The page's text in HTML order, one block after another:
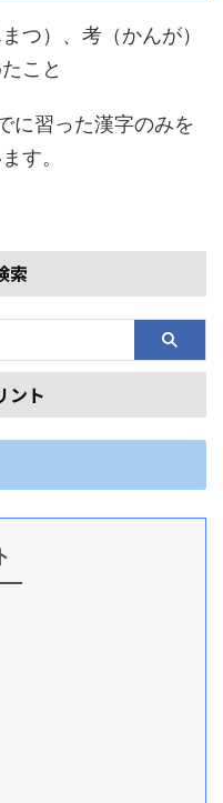
つ）、考（かんが）
こと
に習った漢字のみを
す。
索
ント